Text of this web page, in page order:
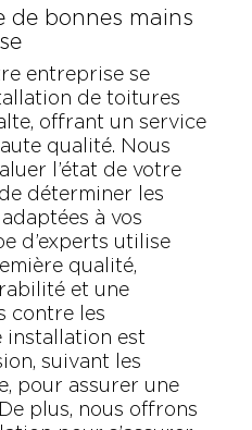
de bonnes mains
entreprise se
de toitures
offrant un service
qualité. Nous
l’état de votre
déterminer les
à vos
d’experts utilise
qualité,
et une
contre les
installation est
suivant les
pour assurer une
plus, nous offrons